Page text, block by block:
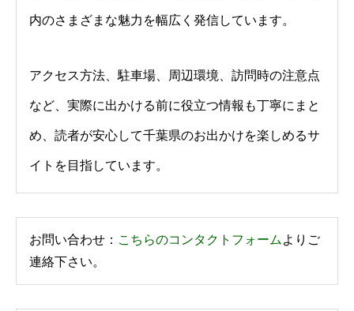
内のさまざまな魅力を幅広く発信しています。
アクセス方法、駐車場、周辺環境、訪問時の注意点
など、実際に出かける前に役立つ情報も丁寧にまと
め、読者が安心して千葉県のお出かけを楽しめるサ
イトを目指しています。
お問い合わせ： こちらのコンタクトフォーム よりご
連絡下さい。